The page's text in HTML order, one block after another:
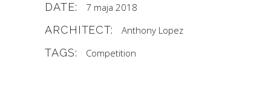
DATE: 7 maja 2018
ARCHITECT: Anthony Lopez
TAGS: Competition